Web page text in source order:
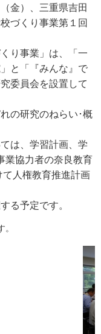
金）、三重県吉田
づくり事業第１回
り事業」は、「一
と「『みんな』で
委員会を設置して
の研究のねらい･概
は、学習計画、学
業協力者の奈良教育
人権教育推進計画
る予定です。